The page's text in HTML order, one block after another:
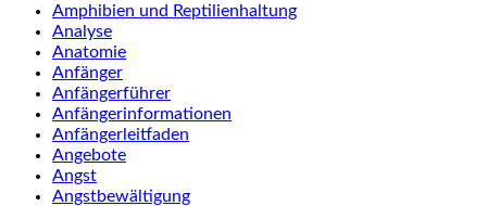
Amphibien und Reptilienhaltung
Analyse
Anatomie
Anfänger
Anfängerführer
Anfängerinformationen
Anfängerleitfaden
Angebote
Angst
Angstbewältigung